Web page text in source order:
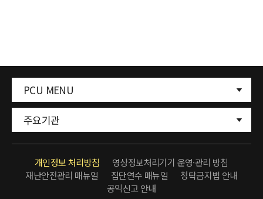
PCU MENU
주요기관
개인정보 처리방침
영상정보처리기기 운영·관리 방침
재난안전관리 매뉴얼
집단연수 매뉴얼
청탁금지법 안내
공익신고 안내